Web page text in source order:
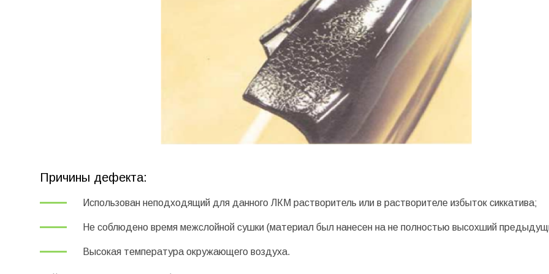
Причины дефекта:
Использован неподходящий для данного ЛКМ растворитель или в растворителе избыток сиккатива;
Не соблюдено время межслойной сушки (материал был нанесен на не полностью высохший
Высокая температура окружающего воздуха.